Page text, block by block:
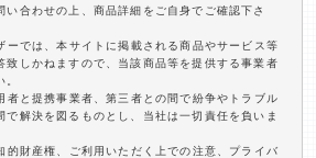
い合わせの上、商品詳細をご自身でご確認下さ
ーでは、本サイトに掲載される商品やサービス等
致しかねますので、当該商品等を提供する事業者
者と提携事業者、第三者との間で紛争やトラブル
で解決を図るものとし、当社は一切責任を負いま
的財産権、ご利用いただく上での注意、プライバ